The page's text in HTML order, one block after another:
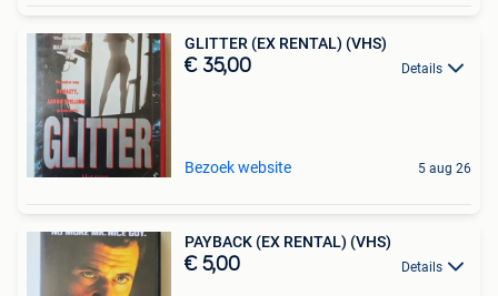
GLITTER (EX RENTAL) (VHS)
€ 35,00 Details
Bezoek website 5 aug 26
PAYBACK (EX RENTAL) (VHS)
€ 5,00 Details